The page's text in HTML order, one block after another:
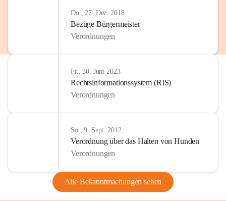
Do., 27. Dez. 2018
Bezüge Bürgermeister
Verordnungen
Fr., 30. Juni 2023
Rechtsinformationssystem (RIS)
Verordnungen
So., 9. Sept. 2012
Verordnung über das Halten von Hunden
Verordnungen
Alle Bekanntmachungen sehen